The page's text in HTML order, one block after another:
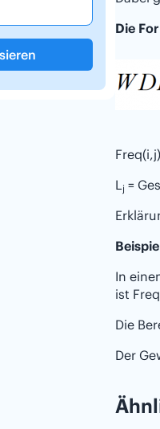
Die
Lj =
In
ist
Die
Der